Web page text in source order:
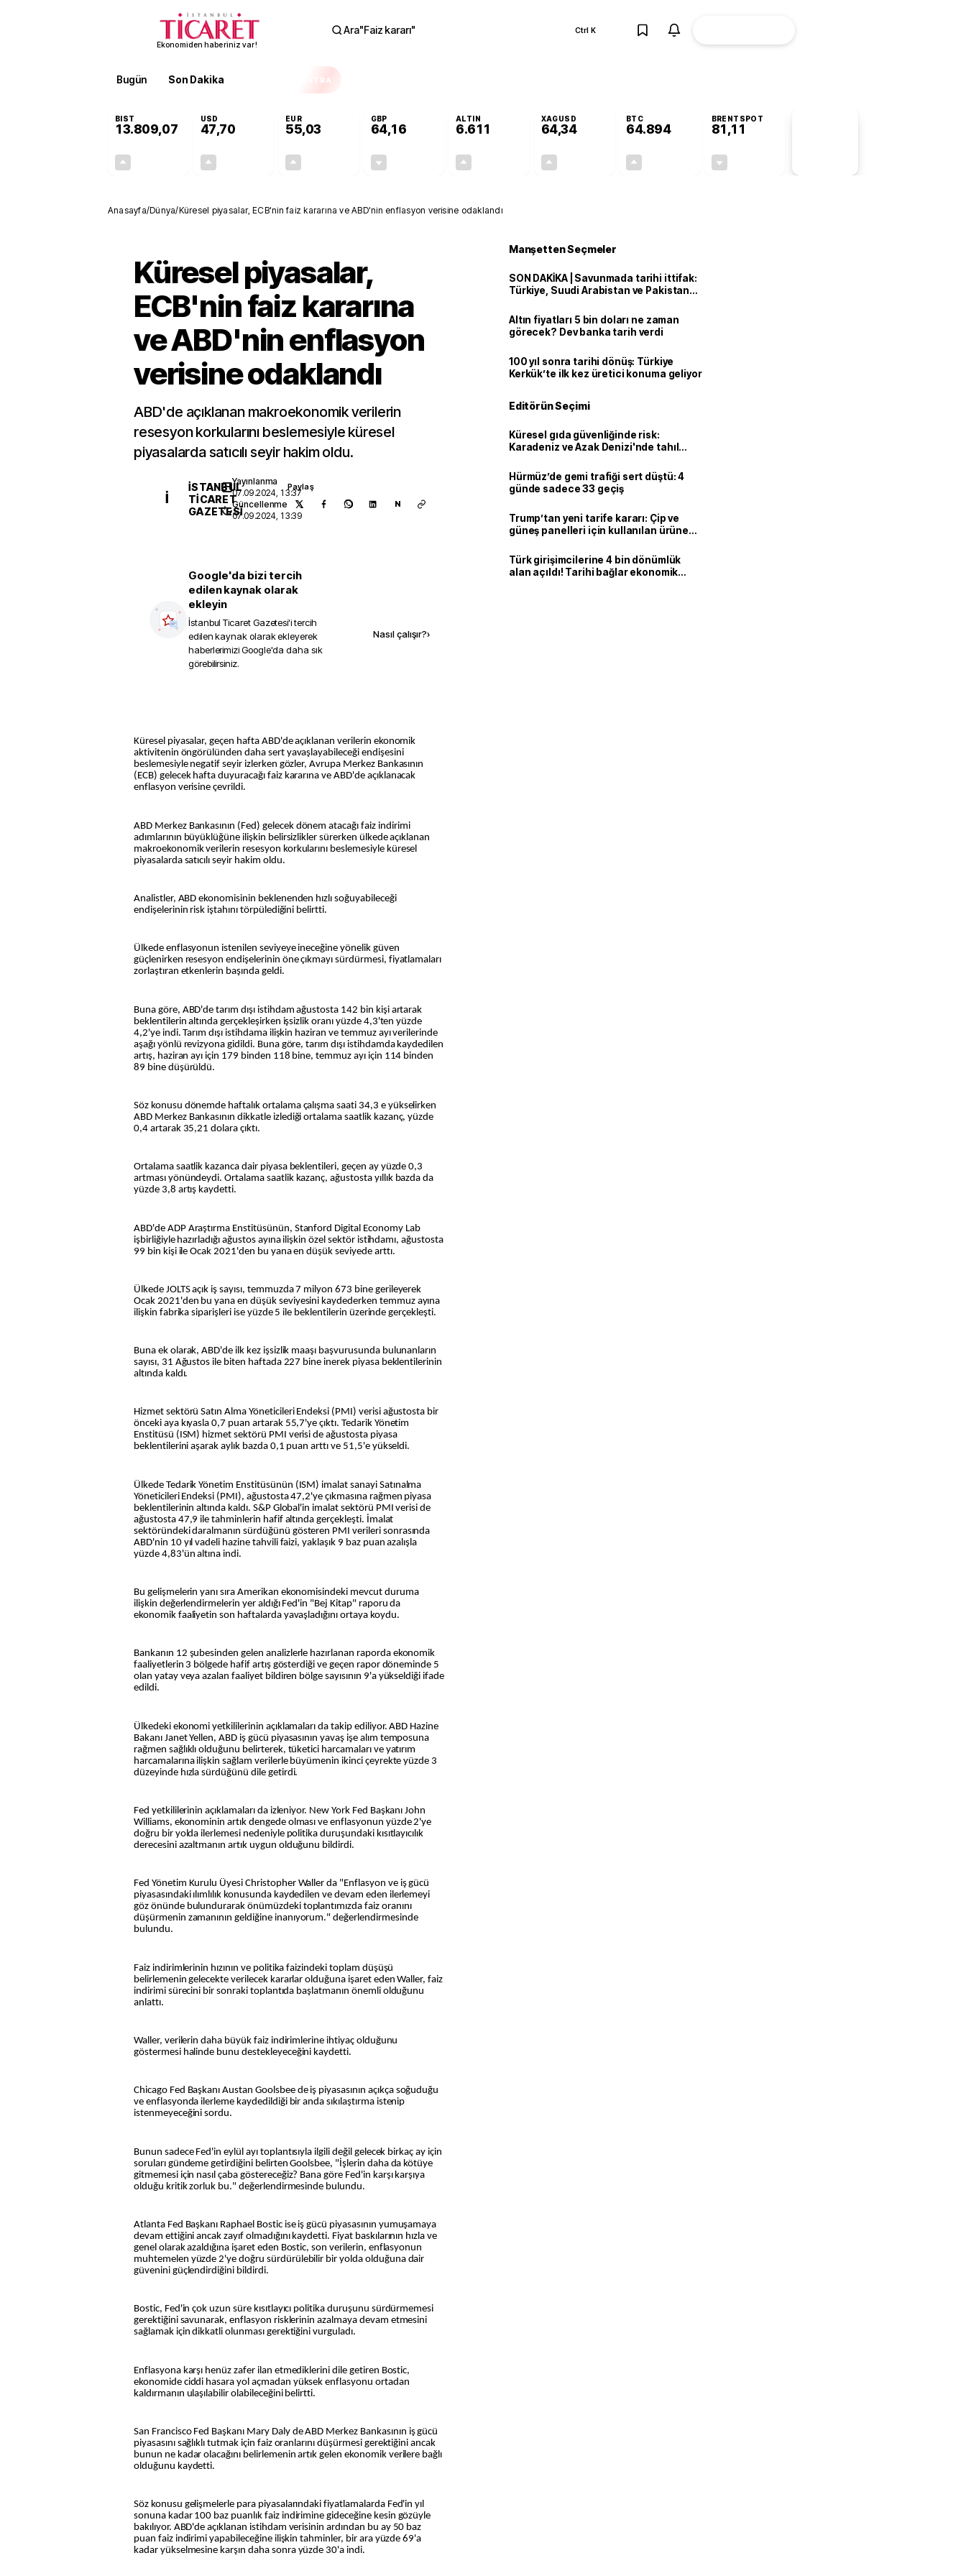
Ekonomiden haberiniz var!
Ara"Faiz kararı" Ctrl K
Bugün Son Dakika EKSTRA
BIST
13.809,07
USD
47,70
EUR
55,03
GBP
64,16
ALTIN
6.611
XAGUSD
64,34
BTC
64.894
BRENTSPOT
81,11
Anasayfa/Dünya/Küresel piyasalar, ECB'nin faiz kararına ve ABD'nin enflasyon verisine odaklandı
Küresel piyasalar,
ECB'nin faiz kararına
ve ABD'nin enflasyon
verisine odaklandı
ABD'de açıklanan makroekonomik verilerin
resesyon korkularını beslemesiyle küresel
piyasalarda satıcılı seyir hakim oldu.
İ
İSTANBUL
TICARET
GAZETESI
Yayınlanma
07.09.2024, 13:37
Güncellenme
07.09.2024, 13:39
Paylaş
N
Google'da bizi tercih
edilen kaynak olarak
ekleyin
İstanbul Ticaret Gazetesi'i tercih
edilen kaynak olarak ekleyerek
haberlerimizi Google'da daha sık
görebilirsiniz.
Nasıl çalışır?›
Küresel piyasalar, geçen hafta ABD'de açıklanan verilerin ekonomik
aktivitenin öngörülünden daha sert yavaşlayabileceği endişesini
beslemesiyle negatif seyir izlerken gözler, Avrupa Merkez Bankasının
(ECB) gelecek hafta duyuracağı faiz kararına ve ABD'de açıklanacak
enflasyon verisine çevrildi.
ABD Merkez Bankasının (Fed) gelecek dönem atacağı faiz indirimi
adımlarının büyüklüğüne ilişkin belirsizlikler sürerken ülkede açıklanan
makroekonomik verilerin resesyon korkularını beslemesiyle küresel
piyasalarda satıcılı seyir hakim oldu.
Analistler, ABD ekonomisinin beklenenden hızlı soğuyabileceği
endişelerinin risk iştahını törpülediğini belirtti.
Ülkede enflasyonun istenilen seviyeye ineceğine yönelik güven
güçlenirken resesyon endişelerinin öne çıkmayı sürdürmesi, fiyatlamaları
zorlaştıran etkenlerin başında geldi.
Buna göre, ABD'de tarım dışı istihdam ağustosta 142 bin kişi artarak
beklentilerin altında gerçekleşirken işsizlik oranı yüzde 4,3'ten yüzde
4,2'ye indi. Tarım dışı istihdama ilişkin haziran ve temmuz ayı verilerinde
aşağı yönlü revizyona gidildi. Buna göre, tarım dışı istihdamda kaydedilen
artış, haziran ayı için 179 binden 118 bine, temmuz ayı için 114 binden
89 bine düşürüldü.
Söz konusu dönemde haftalık ortalama çalışma saati 34,3 e yükselirken
ABD Merkez Bankasının dikkatle izlediği ortalama saatlik kazanç, yüzde
0,4 artarak 35,21 dolara çıktı.
Ortalama saatlik kazanca dair piyasa beklentileri, geçen ay yüzde 0,3
artması yönündeydi. Ortalama saatlik kazanç, ağustosta yıllık bazda da
yüzde 3,8 artış kaydetti.
ABD'de ADP Araştırma Enstitüsünün, Stanford Digital Economy Lab
işbirliğiyle hazırladığı ağustos ayına ilişkin özel sektör istihdamı, ağustosta
99 bin kişi ile Ocak 2021'den bu yana en düşük seviyede arttı.
Ülkede JOLTS açık iş sayısı, temmuzda 7 milyon 673 bine gerileyerek
Ocak 2021'den bu yana en düşük seviyesini kaydederken temmuz ayına
ilişkin fabrika siparişleri ise yüzde 5 ile beklentilerin üzerinde gerçekleşti.
Buna ek olarak, ABD'de ilk kez işsizlik maaşı başvurusunda bulunanların
sayısı, 31 Ağustos ile biten haftada 227 bine inerek piyasa beklentilerinin
altında kaldı.
Hizmet sektörü Satın Alma Yöneticileri Endeksi (PMI) verisi ağustosta bir
önceki aya kıyasla 0,7 puan artarak 55,7'ye çıktı. Tedarik Yönetim
Enstitüsü (ISM) hizmet sektörü PMI verisi de ağustosta piyasa
beklentilerini aşarak aylık bazda 0,1 puan arttı ve 51,5'e yükseldi.
Ülkede Tedarik Yönetim Enstitüsünün (ISM) imalat sanayi Satınalma
Yöneticileri Endeksi (PMI), ağustosta 47,2'ye çıkmasına rağmen piyasa
beklentilerinin altında kaldı. S&P Global'in imalat sektörü PMI verisi de
ağustosta 47,9 ile tahminlerin hafif altında gerçekleşti. İmalat
sektöründeki daralmanın sürdüğünü gösteren PMI verileri sonrasında
ABD'nin 10 yıl vadeli hazine tahvili faizi, yaklaşık 9 baz puan azalışla
yüzde 4,83'ün altına indi.
Bu gelişmelerin yanı sıra Amerikan ekonomisindeki mevcut duruma
ilişkin değerlendirmelerin yer aldığı Fed'in "Bej Kitap" raporu da
ekonomik faaliyetin son haftalarda yavaşladığını ortaya koydu.
Bankanın 12 şubesinden gelen analizlerle hazırlanan raporda ekonomik
faaliyetlerin 3 bölgede hafif artış gösterdiği ve geçen rapor döneminde 5
olan yatay veya azalan faaliyet bildiren bölge sayısının 9'a yükseldiği ifade
edildi.
Ülkedeki ekonomi yetkililerinin açıklamaları da takip ediliyor. ABD Hazine
Bakanı Janet Yellen, ABD iş gücü piyasasının yavaş işe alım temposuna
rağmen sağlıklı olduğunu belirterek, tüketici harcamaları ve yatırım
harcamalarına ilişkin sağlam verilerle büyümenin ikinci çeyrekte yüzde 3
düzeyinde hızla sürdüğünü dile getirdi.
Fed yetkililerinin açıklamaları da izleniyor. New York Fed Başkanı John
Williams, ekonominin artık dengede olması ve enflasyonun yüzde 2'ye
doğru bir yolda ilerlemesi nedeniyle politika duruşundaki kısıtlayıcılık
derecesini azaltmanın artık uygun olduğunu bildirdi.
Fed Yönetim Kurulu Üyesi Christopher Waller da "Enflasyon ve iş gücü
piyasasındaki ılımlılık konusunda kaydedilen ve devam eden ilerlemeyi
göz önünde bulundurarak önümüzdeki toplantımızda faiz oranını
düşürmenin zamanının geldiğine inanıyorum." değerlendirmesinde
bulundu.
Faiz indirimlerinin hızının ve politika faizindeki toplam düşüşü
belirlemenin gelecekte verilecek kararlar olduğuna işaret eden Waller, faiz
indirimi sürecini bir sonraki toplantıda başlatmanın önemli olduğunu
anlattı.
Waller, verilerin daha büyük faiz indirimlerine ihtiyaç olduğunu
göstermesi halinde bunu destekleyeceğini kaydetti.
Chicago Fed Başkanı Austan Goolsbee de iş piyasasının açıkça soğuduğu
ve enflasyonda ilerleme kaydedildiği bir anda sıkılaştırma istenip
istenmeyeceğini sordu.
Bunun sadece Fed'in eylül ayı toplantısıyla ilgili değil gelecek birkaç ay için
soruları gündeme getirdiğini belirten Goolsbee, "İşlerin daha da kötüye
gitmemesi için nasıl çaba göstereceğiz? Bana göre Fed'in karşı karşıya
olduğu kritik zorluk bu." değerlendirmesinde bulundu.
Atlanta Fed Başkanı Raphael Bostic ise iş gücü piyasasının yumuşamaya
devam ettiğini ancak zayıf olmadığını kaydetti. Fiyat baskılarının hızla ve
genel olarak azaldığına işaret eden Bostic, son verilerin, enflasyonun
muhtemelen yüzde 2'ye doğru sürdürülebilir bir yolda olduğuna dair
güvenini güçlendirdiğini bildirdi.
Bostic, Fed'in çok uzun süre kısıtlayıcı politika duruşunu sürdürmemesi
gerektiğini savunarak, enflasyon risklerinin azalmaya devam etmesini
sağlamak için dikkatli olunması gerektiğini vurguladı.
Enflasyona karşı henüz zafer ilan etmediklerini dile getiren Bostic,
ekonomide ciddi hasara yol açmadan yüksek enflasyonu ortadan
kaldırmanın ulaşılabilir olabileceğini belirtti.
San Francisco Fed Başkanı Mary Daly de ABD Merkez Bankasının iş gücü
piyasasını sağlıklı tutmak için faiz oranlarını düşürmesi gerektiğini ancak
bunun ne kadar olacağını belirlemenin artık gelen ekonomik verilere bağlı
olduğunu kaydetti.
Söz konusu gelişmelerle para piyasalarındaki fiyatlamalarda Fed'in yıl
sonuna kadar 100 baz puanlık faiz indirimine gideceğine kesin gözüyle
bakılıyor. ABD'de açıklanan istihdam verisinin ardından bu ay 50 baz
puan faiz indirimi yapabileceğine ilişkin tahminler, bir ara yüzde 69'a
kadar yükselmesine karşın daha sonra yüzde 30'a indi.
Manşetten Seçmeler
SON DAKİKA | Savunmada tarihi ittifak:
Türkiye, Suudi Arabistan ve Pakistan
Altın fiyatları 5 bin doları ne zaman
görecek? Dev banka tarih verdi
100 yıl sonra tarihi dönüş: Türkiye
Kerkük’te ilk kez üretici konuma geliyor
Editörün Seçimi
Küresel gıda güvenliğinde risk:
Karadeniz ve Azak Denizi'nde tahıl
Hürmüz’de gemi trafiği sert düştü: 4
günde sadece 33 geçiş
Trump’tan yeni tarife kararı: Çip ve
güneş panelleri için kullanılan ürüne
Türk girişimcilerine 4 bin dönümlük
alan açıldı! Tarihi bağlar ekonomik